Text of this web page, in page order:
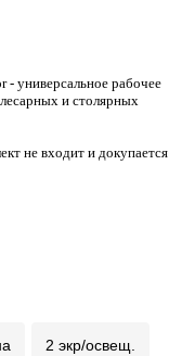
- универсальное рабочее
и столярных
не входит и докупается
2 экр/освещ.